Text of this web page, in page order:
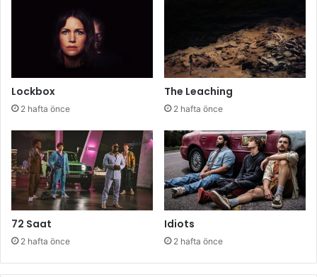
Lockbox
2 hafta önce
The Leaching
2 hafta önce
72 Saat
2 hafta önce
Idiots
2 hafta önce